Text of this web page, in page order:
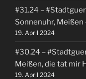
#31.24 –
Sonnenuhr, Meißen
19. April 2024
#30.24 –
Meißen, die tat mir
19. April 2024